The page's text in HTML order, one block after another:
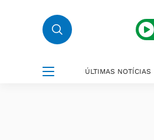
ÚLTIMAS NOTÍCIAS